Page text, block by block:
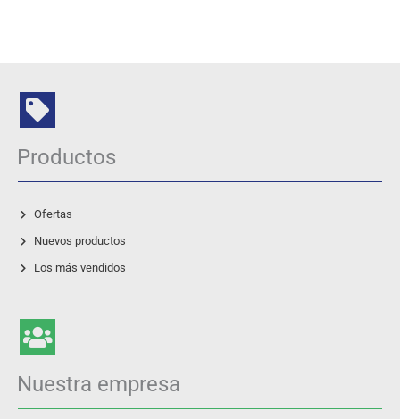
Productos
Ofertas
Nuevos productos
Los más vendidos
Nuestra empresa